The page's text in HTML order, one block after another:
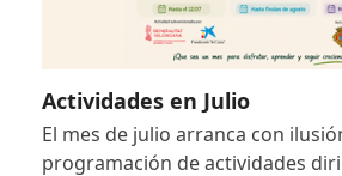
Actividades en Julio
El mes de julio arranca con
programación de actividades